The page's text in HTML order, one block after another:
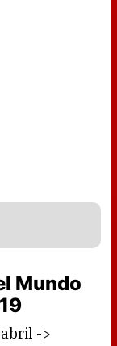
Mundo
->